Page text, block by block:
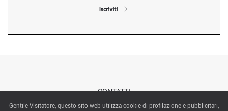
Iscriviti
CONTATTI
Gentile Visitatore, questo sito web utilizza cookie di profilazione e pubblicitari,